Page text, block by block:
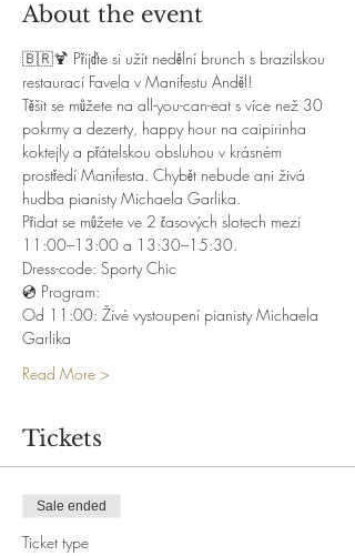
About the event
🇧🇷🍹 Přijďte si užít nedělní brunch s brazilskou
restaurací Favela v Manifestu Anděl!
Těšit se můžete na all-you-can-eat s více než 30
pokrmy a dezerty, happy hour na caipirinha
koktejly a přátelskou obsluhou v krásném
prostředí Manifesta. Chybět nebude ani živá
hudba pianisty Michaela Garlika.
Přidat se můžete ve 2 časových slotech mezi
11:00–13:00 a 13:30–15:30.
Dress-code: Sporty Chic
💿 Program:
Od 11:00: Živé vystoupení pianisty Michaela
Garlika
Read More >
Tickets
Sale ended
Ticket type